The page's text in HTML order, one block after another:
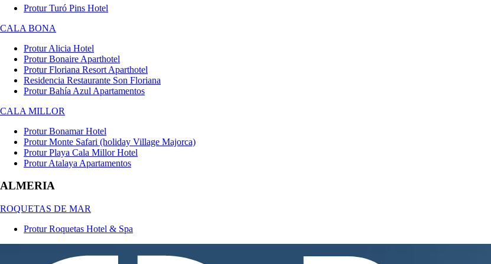
Protur Turó Pins Hotel
CALA BONA
Protur Alicia Hotel
Protur Bonaire Aparthotel
Protur Floriana Resort Aparthotel
Residencia Restaurante Son Floriana
Protur Bahía Azul Apartamentos
CALA MILLOR
Protur Bonamar Hotel
Protur Monte Safari (holiday Village Majorca)
Protur Playa Cala Millor Hotel
Protur Atalaya Apartamentos
ALMERIA
ROQUETAS DE MAR
Protur Roquetas Hotel & Spa